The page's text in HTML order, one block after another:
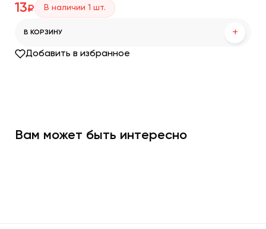
13₽ В наличии 1 шт.
В КОРЗИНУ +
Добавить в избранное
Вам может быть интересно